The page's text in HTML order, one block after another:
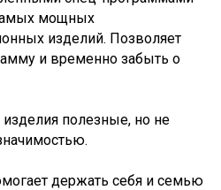
мощных
изделий. Позволяет
и временно забыть о
полезные, но не
держать себя и семью